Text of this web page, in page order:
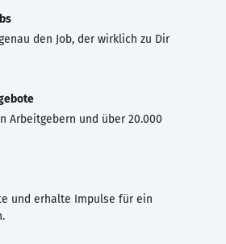
den Job, der wirklich zu Dir
Arbeitgebern und über 20.000
und erhalte Impulse für ein